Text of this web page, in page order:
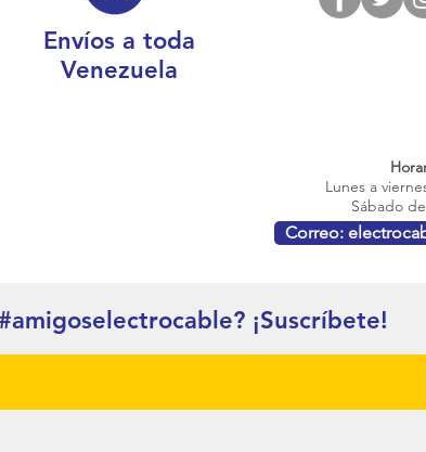
Envíos a toda
Venezuela
Lunes a
Sábado
Correo:
¡Suscríbete!